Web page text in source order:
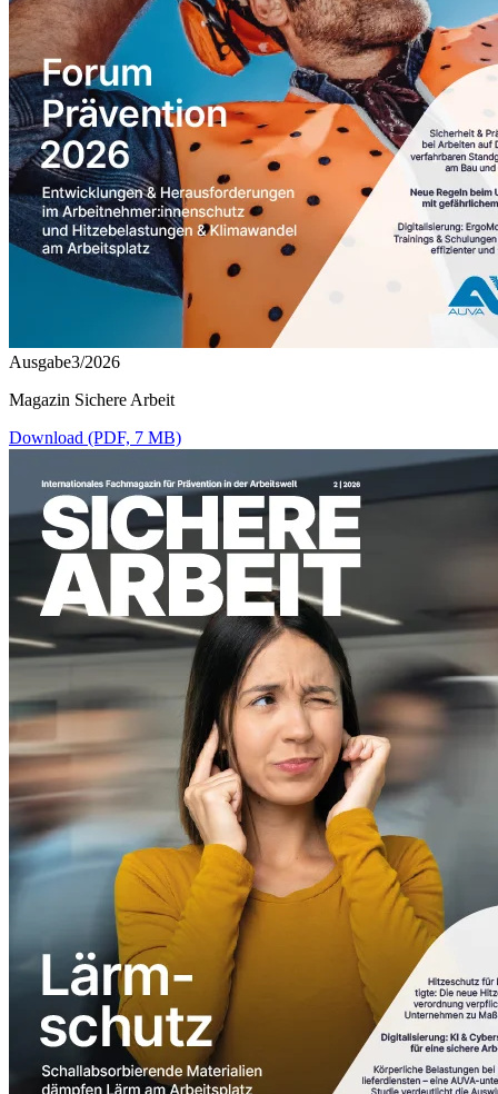
Ausgabe3/2026
Magazin Sichere Arbeit
Download (PDF, 7 MB)